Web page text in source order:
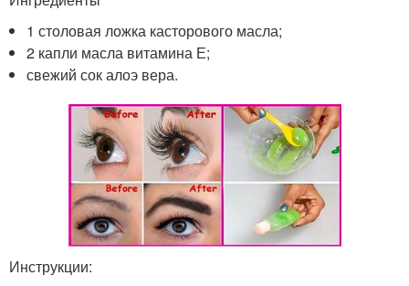
1 столовая ложка касторового масла;
2 капли масла витамина Е;
свежий сок алоэ вера.
Инструкции: